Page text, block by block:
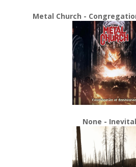
Metal Church -
None -